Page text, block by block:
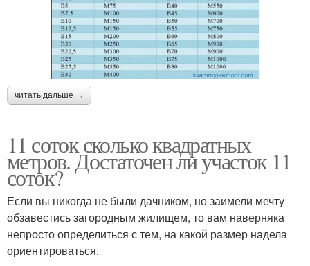
читать дальше →
11 соток сколько квадратных
метров. Достаточен ли участок 11
соток?
Если вы никогда не были дачником, но заимели мечту
обзавестись загородным жилищем, то вам наверняка
непросто определиться с тем, на какой размер надела
ориентироваться.